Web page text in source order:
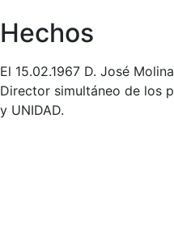
Hechos
El 15.02.1967 D. José
Director simultáneo de los
y UNIDAD.